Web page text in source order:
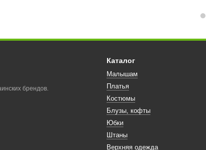
брендов.
Каталог
Малышам
Платья
Костюмы
Блузы, кофты
Юбки
Штаны
Верхняя одежда